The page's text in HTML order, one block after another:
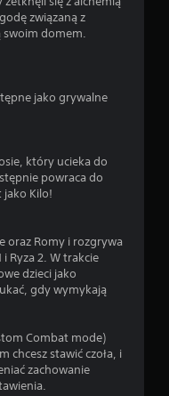
związaną z
swoim domem.
jako grywalne
który ucieka do
powraca do
jako Kilo!
oraz Romy i rozgrywa
Ryza 2. W trakcie
dzieci jako
gdy wymykają
Combat mode)
chcesz stawić czoła, i
zachowanie